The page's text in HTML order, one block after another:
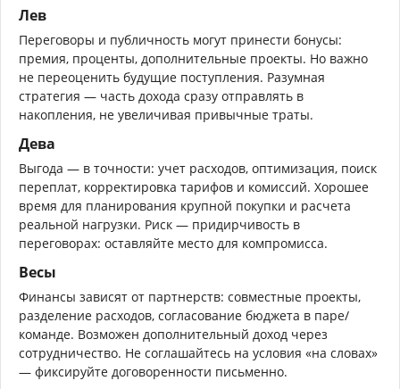
Лев
Переговоры и публичность могут принести бонусы:
премия, проценты, дополнительные проекты. Но важно
не переоценить будущие поступления. Разумная
стратегия — часть дохода сразу отправлять в
накопления, не увеличивая привычные траты.
Дева
Выгода — в точности: учет расходов, оптимизация, поиск
переплат, корректировка тарифов и комиссий. Хорошее
время для планирования крупной покупки и расчета
реальной нагрузки. Риск — придирчивость в
переговорах: оставляйте место для компромисса.
Весы
Финансы зависят от партнерств: совместные проекты,
разделение расходов, согласование бюджета в паре/
команде. Возможен дополнительный доход через
сотрудничество. Не соглашайтесь на условия «на словах»
— фиксируйте договоренности письменно.